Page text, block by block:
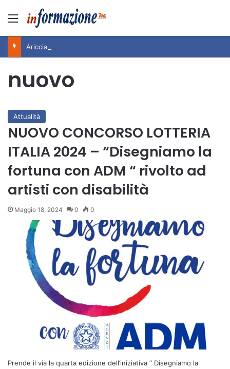
Menu
nuovo
Attualità
NUOVO CONCORSO LOTTERIA
ITALIA 2024 – “Disegniamo la
fortuna con ADM “ rivolto ad
artisti con disabilità
Maggio 18, 2024 0 0
Prende il via la quarta edizione dell’iniziativa “ Disegniamo la